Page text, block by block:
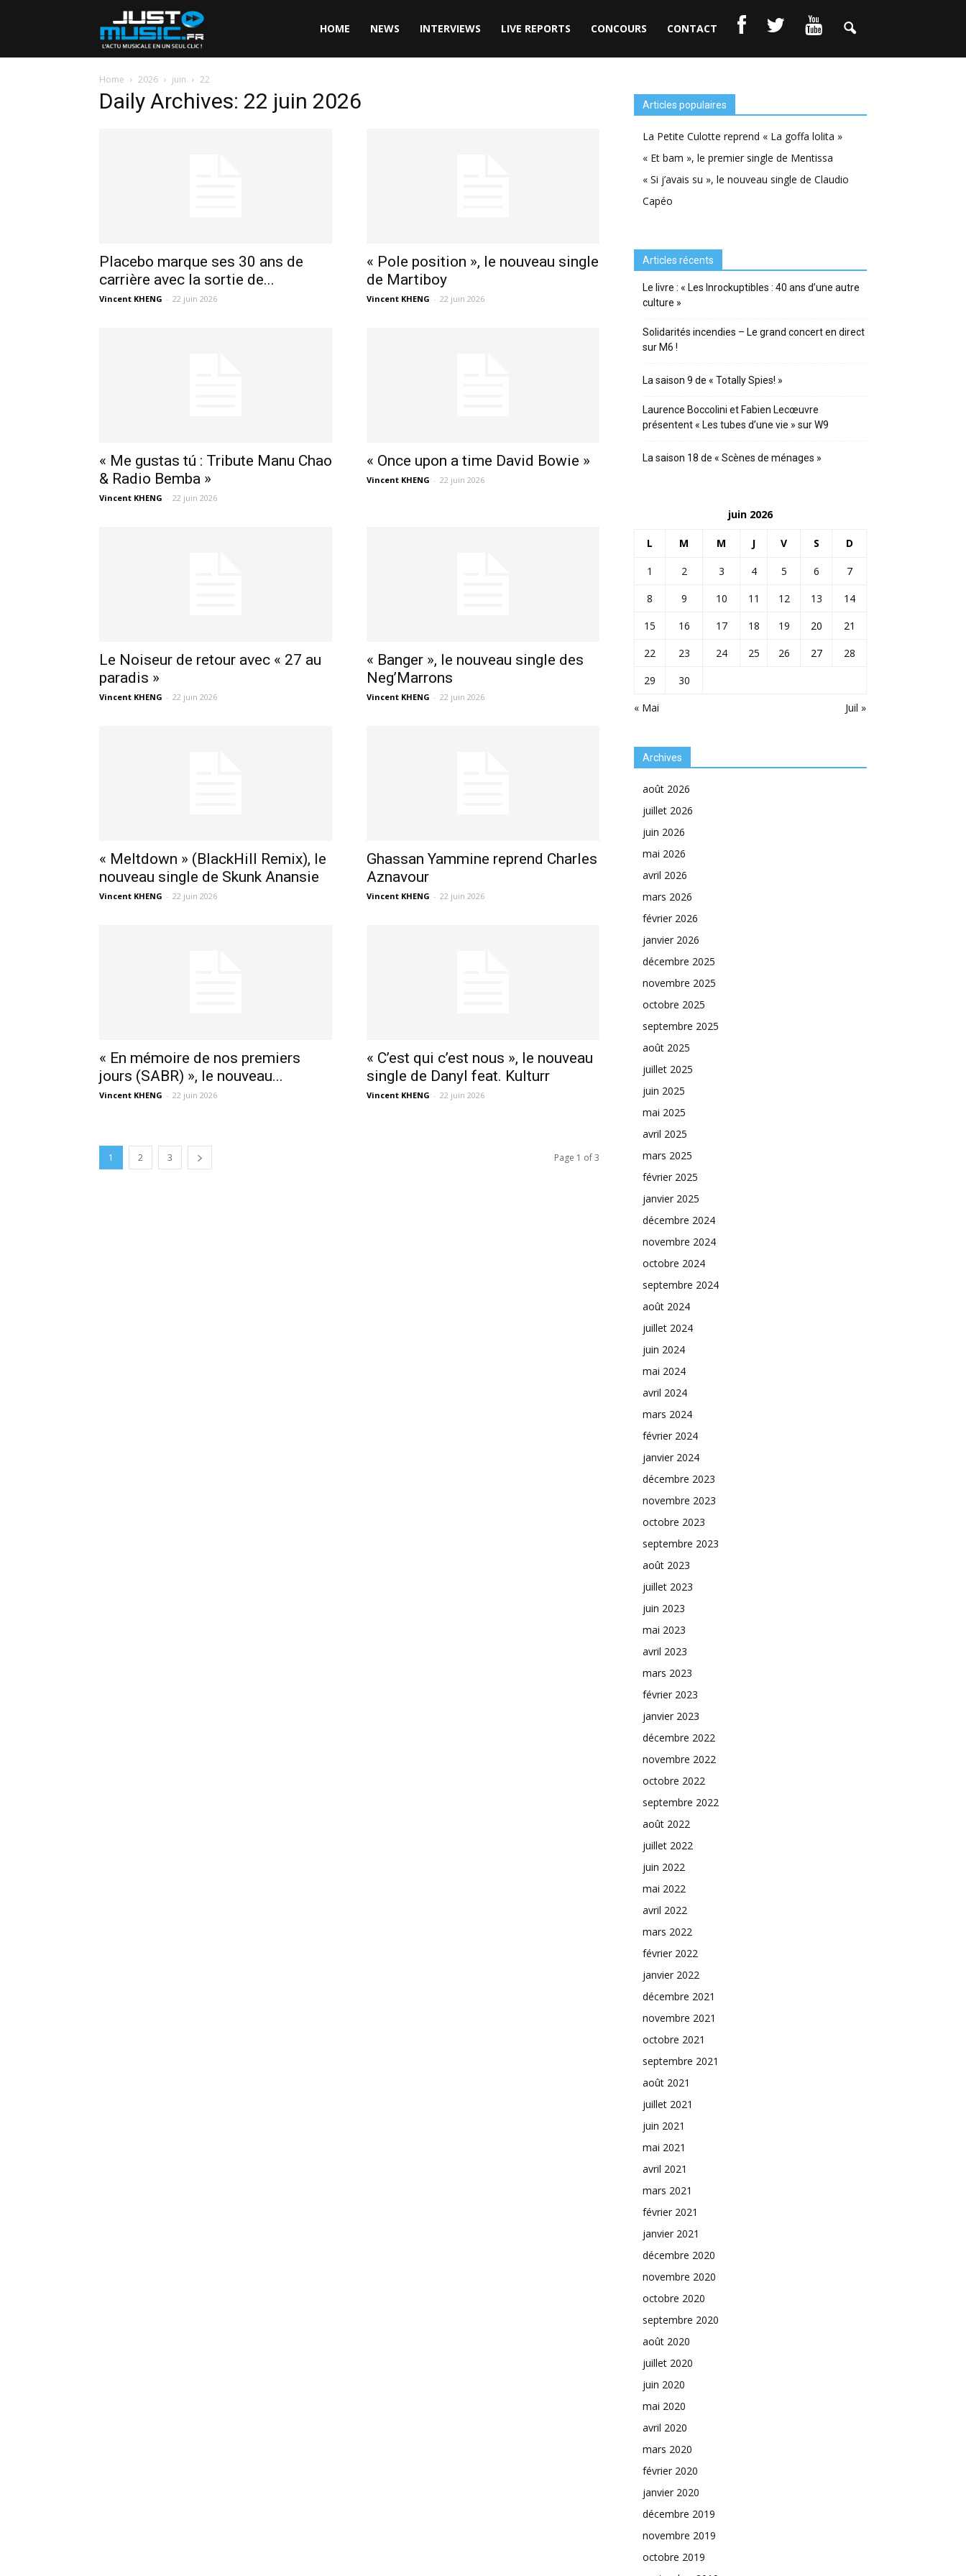
HOME NEWS INTERVIEWS LIVE REPORTS CONCOURS CONTACT
Home 2026 juin 22
Daily Archives: 22 juin 2026
Placebo marque ses 30 ans de
carrière avec la sortie de...
Vincent KHENG - 22 juin 2026
« Pole position », le nouveau single
de Martiboy
Vincent KHENG - 22 juin 2026
« Me gustas tú : Tribute Manu Chao
& Radio Bemba »
Vincent KHENG - 22 juin 2026
« Once upon a time David Bowie »
Vincent KHENG - 22 juin 2026
Le Noiseur de retour avec « 27 au
paradis »
Vincent KHENG - 22 juin 2026
« Banger », le nouveau single des
Neg’Marrons
Vincent KHENG - 22 juin 2026
« Meltdown » (BlackHill Remix), le
nouveau single de Skunk Anansie
Vincent KHENG - 22 juin 2026
Ghassan Yammine reprend Charles
Aznavour
Vincent KHENG - 22 juin 2026
« En mémoire de nos premiers
jours (SABR) », le nouveau...
Vincent KHENG - 22 juin 2026
« C’est qui c’est nous », le nouveau
single de Danyl feat. Kulturr
Vincent KHENG - 22 juin 2026
1 2 3 Page 1 of 3
Articles populaires
La Petite Culotte reprend « La goffa lolita »
« Et bam », le premier single de Mentissa
« Si j’avais su », le nouveau single de Claudio
Capéo
Articles récents
Le livre : « Les Inrockuptibles : 40 ans d’une autre
culture »
Solidarités incendies – Le grand concert en direct
sur M6 !
La saison 9 de « Totally Spies! »
Laurence Boccolini et Fabien Lecœuvre
présentent « Les tubes d’une vie » sur W9
La saison 18 de « Scènes de ménages »
juin 2026
L M M J V S D
« Mai Juil »
1 2 3 4 5 6
7
8
9 10 11 12 13
14
15
16 17 18 19 20
21
22
23 24 25 26 27
28
29
30
Archives
août 2026
juillet 2026
juin 2026
mai 2026
avril 2026
mars 2026
février 2026
janvier 2026
décembre 2025
novembre 2025
octobre 2025
septembre 2025
août 2025
juillet 2025
juin 2025
mai 2025
avril 2025
mars 2025
février 2025
janvier 2025
décembre 2024
novembre 2024
octobre 2024
septembre 2024
août 2024
juillet 2024
juin 2024
mai 2024
avril 2024
mars 2024
février 2024
janvier 2024
décembre 2023
novembre 2023
octobre 2023
septembre 2023
août 2023
juillet 2023
juin 2023
mai 2023
avril 2023
mars 2023
février 2023
janvier 2023
décembre 2022
novembre 2022
octobre 2022
septembre 2022
août 2022
juillet 2022
juin 2022
mai 2022
avril 2022
mars 2022
février 2022
janvier 2022
décembre 2021
novembre 2021
octobre 2021
septembre 2021
août 2021
juillet 2021
juin 2021
mai 2021
avril 2021
mars 2021
février 2021
janvier 2021
décembre 2020
novembre 2020
octobre 2020
septembre 2020
août 2020
juillet 2020
juin 2020
mai 2020
avril 2020
mars 2020
février 2020
janvier 2020
décembre 2019
novembre 2019
octobre 2019